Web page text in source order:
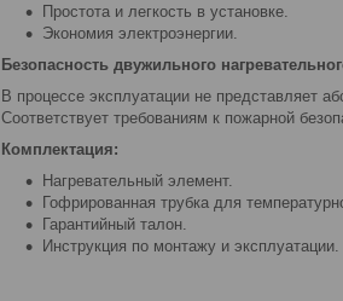
Простота и легкость в установке.
Экономия электроэнергии.
Безопасность двужильного
В процессе эксплуатации не представляет
Соответствует требованиям к пожарной
Комплектация:
Нагревательный элемент.
Гофрированная трубка для
Гарантийный талон.
Инструкция по монтажу и эксплуатации.